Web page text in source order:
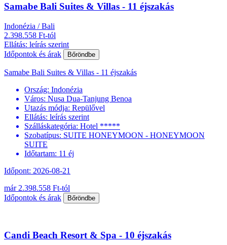
Samabe Bali Suites & Villas - 11 éjszakás
Indonézia / Bali
2.398.558 Ft-tól
Ellátás: leírás szerint
Időpontok és árak
Bőröndbe
Samabe Bali Suites & Villas - 11 éjszakás
Ország: Indonézia
Város: Nusa Dua-Tanjung Benoa
Utazás módja: Repülővel
Ellátás: leírás szerint
Szálláskategória: Hotel *****
Szobatípus: SUITE HONEYMOON - HONEYMOON
SUITE
Időtartam: 11 éj
Időpont: 2026-08-21
már 2.398.558 Ft-tól
Időpontok és árak
Bőröndbe
Candi Beach Resort & Spa - 10 éjszakás